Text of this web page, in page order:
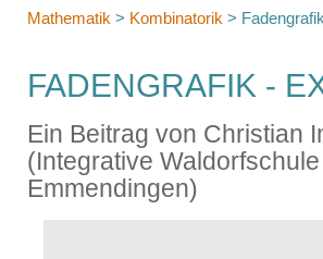
Mathematik > Kombinatorik >
FADENGRAFIK -
Ein Beitrag von Christian
(Integrative Waldorfschule
Emmendingen)